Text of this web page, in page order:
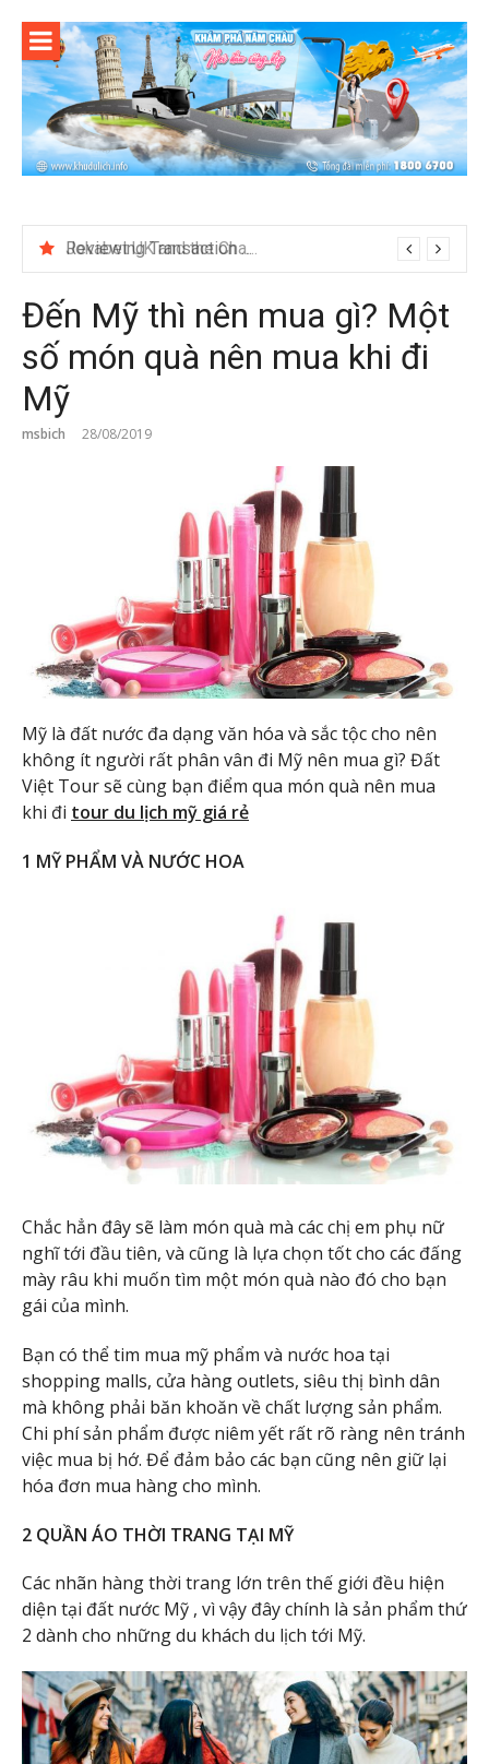
content
Jokabet UK and the Changing Expectations Around Slot Game Selection
Đến Mỹ thì nên mua gì? Một
số món quà nên mua khi đi
Mỹ
msbich 28/08/2019
Mỹ là đất nước đa dạng văn hóa và sắc tộc cho nên
không ít người rất phân vân đi Mỹ nên mua gì? Đất
Việt Tour sẽ cùng bạn điểm qua món quà nên mua
khi đi tour du lịch mỹ giá rẻ
1 MỸ PHẨM VÀ NƯỚC HOA
Chắc hẳn đây sẽ làm món quà mà các chị em phụ nữ
nghĩ tới đầu tiên, và cũng là lựa chọn tốt cho các đấng
mày râu khi muốn tìm một món quà nào đó cho bạn
gái của mình.
Bạn có thể tim mua mỹ phẩm và nước hoa tại
shopping malls, cửa hàng outlets, siêu thị bình dân
mà không phải băn khoăn về chất lượng sản phẩm.
Chi phí sản phẩm được niêm yết rất rõ ràng nên tránh
việc mua bị hớ. Để đảm bảo các bạn cũng nên giữ lại
hóa đơn mua hàng cho mình.
2 QUẦN ÁO THỜI TRANG TẠI MỸ
Các nhãn hàng thời trang lớn trên thế giới đều hiện
diện tại đất nước Mỹ , vì vậy đây chính là sản phẩm thứ
2 dành cho những du khách du lịch tới Mỹ.